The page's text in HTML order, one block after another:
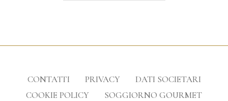
CONTATTI PRIVACY
DATI SOCIETARI
COOKIE POLICY
SOGGIORNO GOURMET